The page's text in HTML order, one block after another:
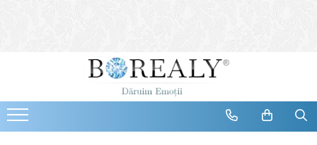
Bijuterii
Cercei
Bratari